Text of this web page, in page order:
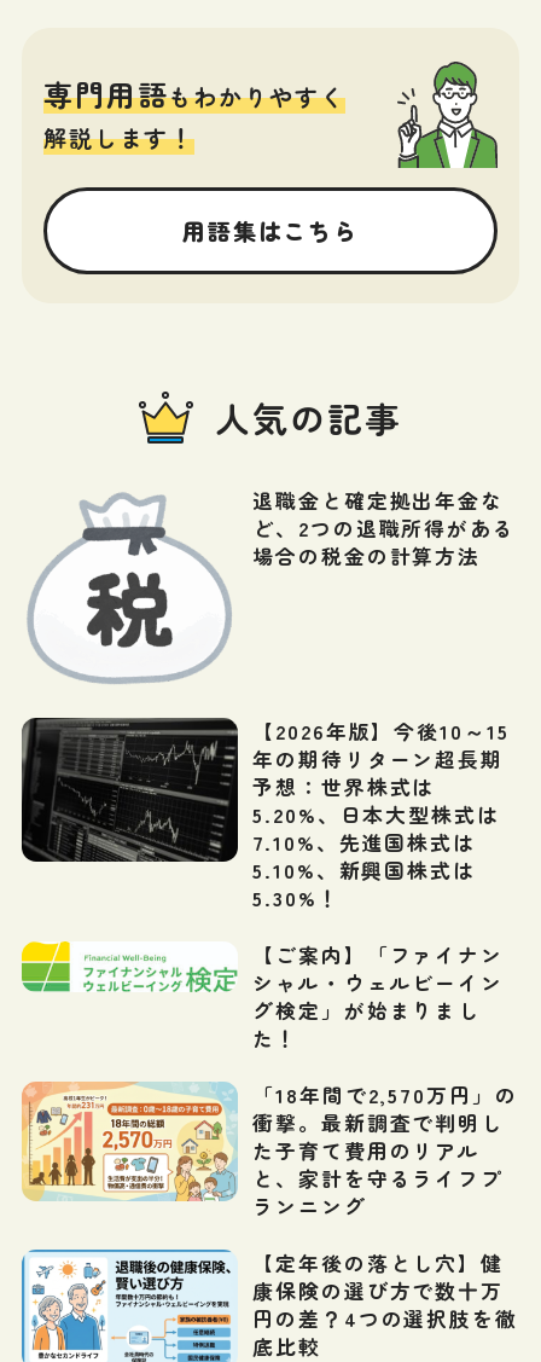
専門用語もわかりやすく
解説します！
用語集はこちら
人気の記事
退職金と確定拠出年金な
ど、2つの退職所得がある
場合の税金の計算方法
【2026年版】今後10～15
年の期待リターン超長期
予想：世界株式は
5.20%、日本大型株式は
7.10%、先進国株式は
5.10%、新興国株式は
5.30%！
【ご案内】「ファイナン
シャル・ウェルビーイン
グ検定」が始まりまし
た！
「18年間で2,570万円」の
衝撃。最新調査で判明し
た子育て費用のリアル
と、家計を守るライフプ
ランニング
【定年後の落とし穴】健
康保険の選び方で数十万
円の差？4つの選択肢を徹
底比較